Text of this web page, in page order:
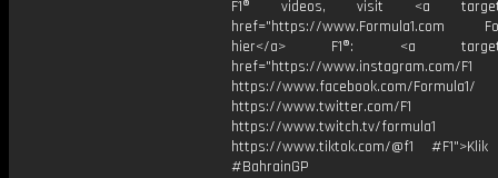
F1® videos, visit <a
href="https://www.Formula1.com
hier</a> F1®: <a
href="https://www.instagram.com/F1
https://www.facebook.com/Formula1/
https://www.twitter.com/F1
https://www.twitch.tv/formula1
https://www.tiktok.com/@f1
#BahrainGP